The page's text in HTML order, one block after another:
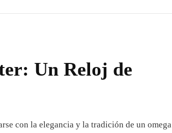
Un Reloj de
con la elegancia y la tradición de un omega